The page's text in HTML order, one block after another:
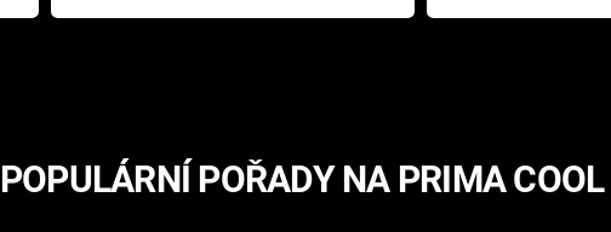
přichází s neodolatelnou
Ameriky
POPULÁRNÍ POŘADY NA PRIMA COOL